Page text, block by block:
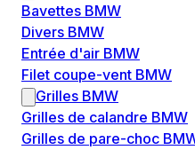
Bavettes BMW
Divers BMW
Entrée d'air BMW
Filet coupe-vent BMW
Grilles BMW
Grilles de calandre BMW
Grilles de pare-choc